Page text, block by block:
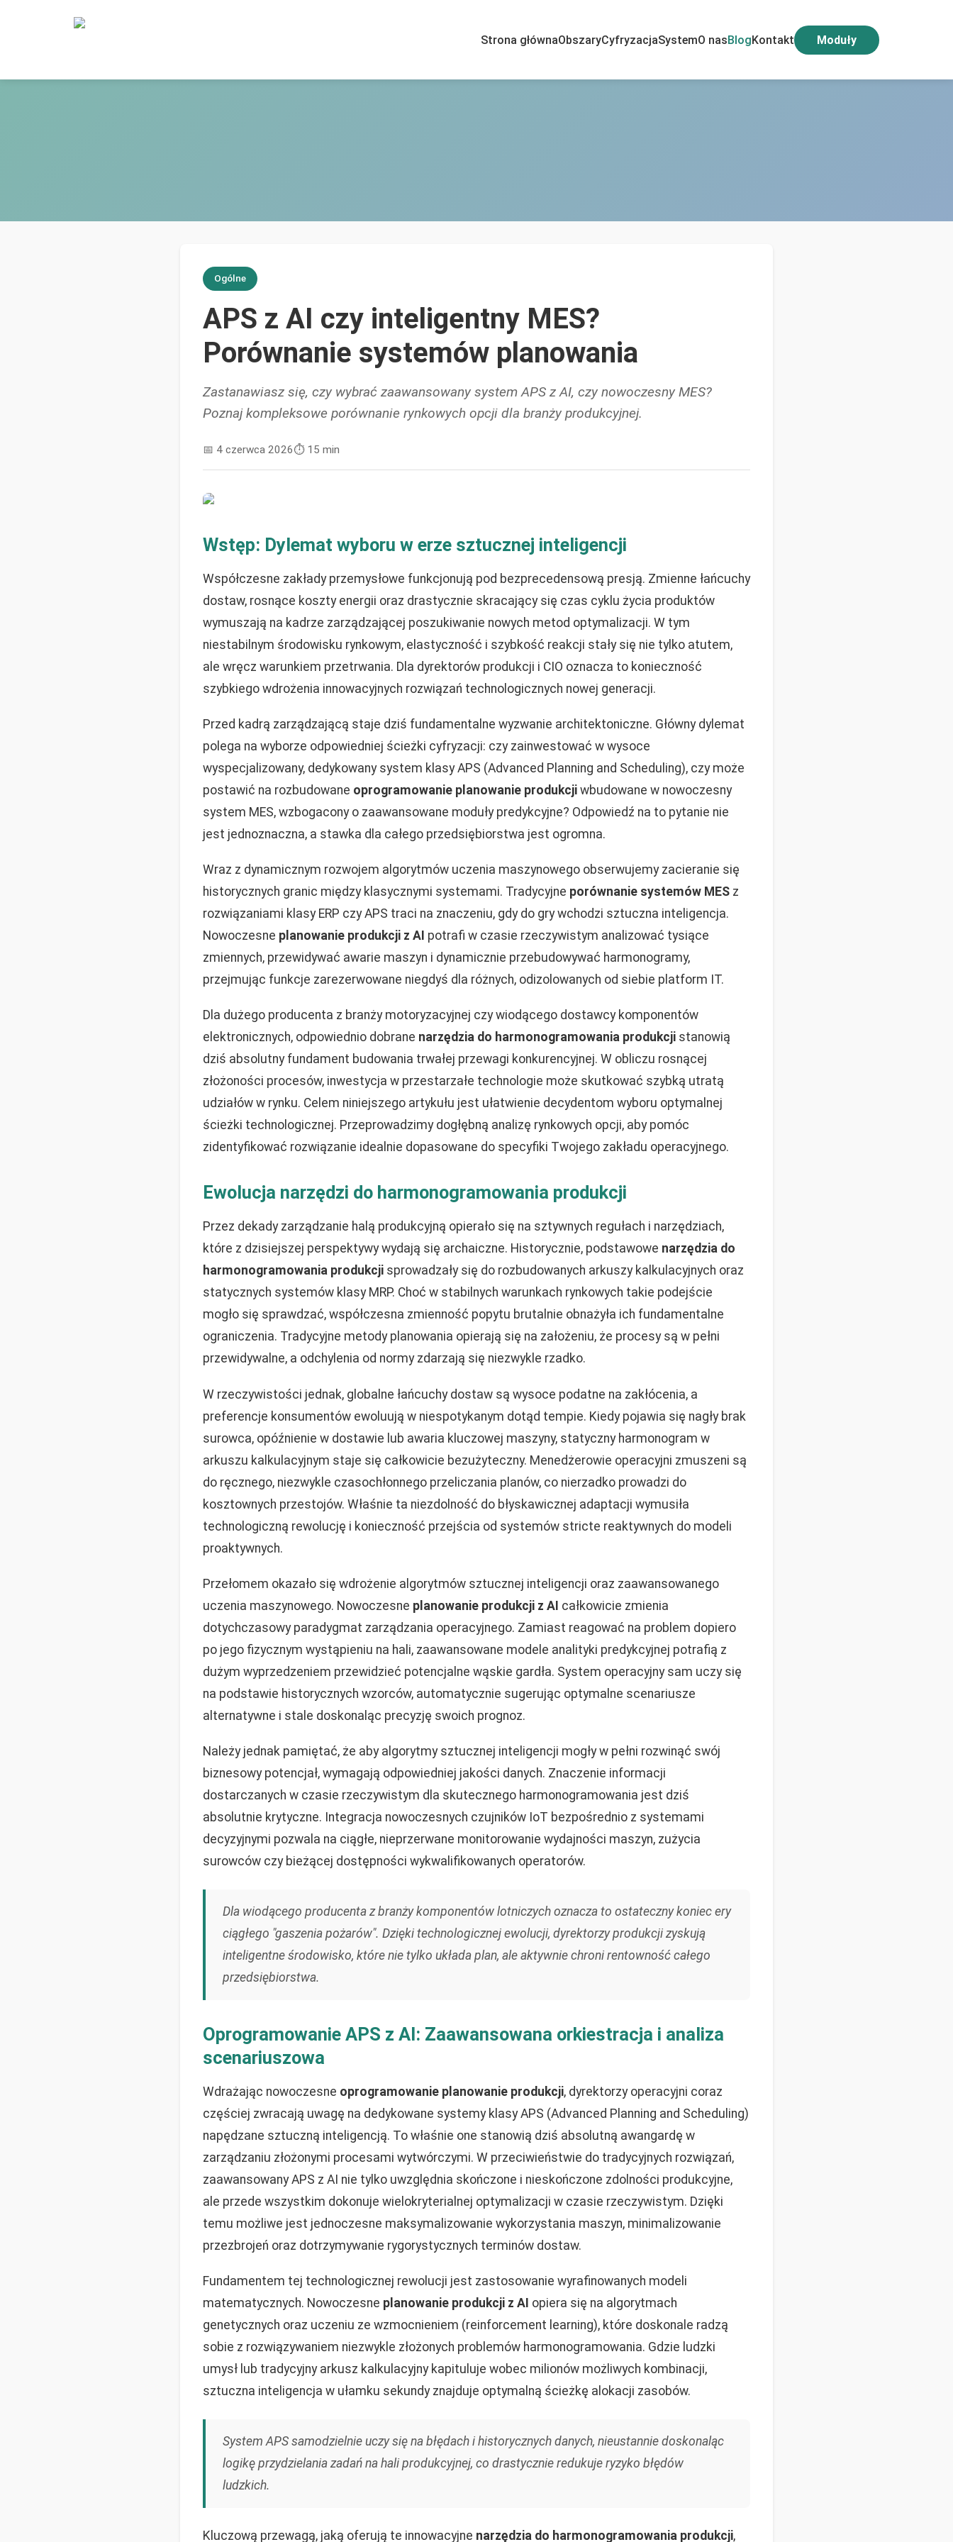
Strona głównaObszaryCyfryzacjaSystemO nasBlogKontakt Moduły
Ogólne
APS z AI czy inteligentny MES?
Porównanie systemów planowania
Zastanawiasz się, czy wybrać zaawansowany system APS z AI, czy nowoczesny MES?
Poznaj kompleksowe porównanie rynkowych opcji dla branży produkcyjnej.
📅 4 czerwca 2026⏱️ 15 min
Wstęp: Dylemat wyboru w erze sztucznej inteligencji
Współczesne zakłady przemysłowe funkcjonują pod bezprecedensową presją. Zmienne łańcuchy
dostaw, rosnące koszty energii oraz drastycznie skracający się czas cyklu życia produktów
wymuszają na kadrze zarządzającej poszukiwanie nowych metod optymalizacji. W tym
niestabilnym środowisku rynkowym, elastyczność i szybkość reakcji stały się nie tylko atutem,
ale wręcz warunkiem przetrwania. Dla dyrektorów produkcji i CIO oznacza to konieczność
szybkiego wdrożenia innowacyjnych rozwiązań technologicznych nowej generacji.
Przed kadrą zarządzającą staje dziś fundamentalne wyzwanie architektoniczne. Główny dylemat
polega na wyborze odpowiedniej ścieżki cyfryzacji: czy zainwestować w wysoce
wyspecjalizowany, dedykowany system klasy APS (Advanced Planning and Scheduling), czy może
postawić na rozbudowane oprogramowanie planowanie produkcji wbudowane w nowoczesny
system MES, wzbogacony o zaawansowane moduły predykcyjne? Odpowiedź na to pytanie nie
jest jednoznaczna, a stawka dla całego przedsiębiorstwa jest ogromna.
Wraz z dynamicznym rozwojem algorytmów uczenia maszynowego obserwujemy zacieranie się
historycznych granic między klasycznymi systemami. Tradycyjne porównanie systemów MES z
rozwiązaniami klasy ERP czy APS traci na znaczeniu, gdy do gry wchodzi sztuczna inteligencja.
Nowoczesne planowanie produkcji z AI potrafi w czasie rzeczywistym analizować tysiące
zmiennych, przewidywać awarie maszyn i dynamicznie przebudowywać harmonogramy,
przejmując funkcje zarezerwowane niegdyś dla różnych, odizolowanych od siebie platform IT.
Dla dużego producenta z branży motoryzacyjnej czy wiodącego dostawcy komponentów
elektronicznych, odpowiednio dobrane narzędzia do harmonogramowania produkcji stanowią
dziś absolutny fundament budowania trwałej przewagi konkurencyjnej. W obliczu rosnącej
złożoności procesów, inwestycja w przestarzałe technologie może skutkować szybką utratą
udziałów w rynku. Celem niniejszego artykułu jest ułatwienie decydentom wyboru optymalnej
ścieżki technologicznej. Przeprowadzimy dogłębną analizę rynkowych opcji, aby pomóc
zidentyfikować rozwiązanie idealnie dopasowane do specyfiki Twojego zakładu operacyjnego.
Ewolucja narzędzi do harmonogramowania produkcji
Przez dekady zarządzanie halą produkcyjną opierało się na sztywnych regułach i narzędziach,
które z dzisiejszej perspektywy wydają się archaiczne. Historycznie, podstawowe narzędzia do
harmonogramowania produkcji sprowadzały się do rozbudowanych arkuszy kalkulacyjnych oraz
statycznych systemów klasy MRP. Choć w stabilnych warunkach rynkowych takie podejście
mogło się sprawdzać, współczesna zmienność popytu brutalnie obnażyła ich fundamentalne
ograniczenia. Tradycyjne metody planowania opierają się na założeniu, że procesy są w pełni
przewidywalne, a odchylenia od normy zdarzają się niezwykle rzadko.
W rzeczywistości jednak, globalne łańcuchy dostaw są wysoce podatne na zakłócenia, a
preferencje konsumentów ewoluują w niespotykanym dotąd tempie. Kiedy pojawia się nagły brak
surowca, opóźnienie w dostawie lub awaria kluczowej maszyny, statyczny harmonogram w
arkuszu kalkulacyjnym staje się całkowicie bezużyteczny. Menedżerowie operacyjni zmuszeni są
do ręcznego, niezwykle czasochłonnego przeliczania planów, co nierzadko prowadzi do
kosztownych przestojów. Właśnie ta niezdolność do błyskawicznej adaptacji wymusiła
technologiczną rewolucję i konieczność przejścia od systemów stricte reaktywnych do modeli
proaktywnych.
Przełomem okazało się wdrożenie algorytmów sztucznej inteligencji oraz zaawansowanego
uczenia maszynowego. Nowoczesne planowanie produkcji z AI całkowicie zmienia
dotychczasowy paradygmat zarządzania operacyjnego. Zamiast reagować na problem dopiero
po jego fizycznym wystąpieniu na hali, zaawansowane modele analityki predykcyjnej potrafią z
dużym wyprzedzeniem przewidzieć potencjalne wąskie gardła. System operacyjny sam uczy się
na podstawie historycznych wzorców, automatycznie sugerując optymalne scenariusze
alternatywne i stale doskonaląc precyzję swoich prognoz.
Należy jednak pamiętać, że aby algorytmy sztucznej inteligencji mogły w pełni rozwinąć swój
biznesowy potencjał, wymagają odpowiedniej jakości danych. Znaczenie informacji
dostarczanych w czasie rzeczywistym dla skutecznego harmonogramowania jest dziś
absolutnie krytyczne. Integracja nowoczesnych czujników IoT bezpośrednio z systemami
decyzyjnymi pozwala na ciągłe, nieprzerwane monitorowanie wydajności maszyn, zużycia
surowców czy bieżącej dostępności wykwalifikowanych operatorów.
Dla wiodącego producenta z branży komponentów lotniczych oznacza to ostateczny koniec ery
ciągłego "gaszenia pożarów". Dzięki technologicznej ewolucji, dyrektorzy produkcji zyskują
inteligentne środowisko, które nie tylko układa plan, ale aktywnie chroni rentowność całego
przedsiębiorstwa.
Oprogramowanie APS z AI: Zaawansowana orkiestracja i analiza
scenariuszowa
Wdrażając nowoczesne oprogramowanie planowanie produkcji, dyrektorzy operacyjni coraz
częściej zwracają uwagę na dedykowane systemy klasy APS (Advanced Planning and Scheduling)
napędzane sztuczną inteligencją. To właśnie one stanowią dziś absolutną awangardę w
zarządzaniu złożonymi procesami wytwórczymi. W przeciwieństwie do tradycyjnych rozwiązań,
zaawansowany APS z AI nie tylko uwzględnia skończone i nieskończone zdolności produkcyjne,
ale przede wszystkim dokonuje wielokryterialnej optymalizacji w czasie rzeczywistym. Dzięki
temu możliwe jest jednoczesne maksymalizowanie wykorzystania maszyn, minimalizowanie
przezbrojeń oraz dotrzymywanie rygorystycznych terminów dostaw.
Fundamentem tej technologicznej rewolucji jest zastosowanie wyrafinowanych modeli
matematycznych. Nowoczesne planowanie produkcji z AI opiera się na algorytmach
genetycznych oraz uczeniu ze wzmocnieniem (reinforcement learning), które doskonale radzą
sobie z rozwiązywaniem niezwykle złożonych problemów harmonogramowania. Gdzie ludzki
umysł lub tradycyjny arkusz kalkulacyjny kapituluje wobec milionów możliwych kombinacji,
sztuczna inteligencja w ułamku sekundy znajduje optymalną ścieżkę alokacji zasobów.
System APS samodzielnie uczy się na błędach i historycznych danych, nieustannie doskonaląc
logikę przydzielania zadań na hali produkcyjnej, co drastycznie redukuje ryzyko błędów
ludzkich.
Kluczową przewagą, jaką oferują te innowacyjne narzędzia do harmonogramowania produkcji,